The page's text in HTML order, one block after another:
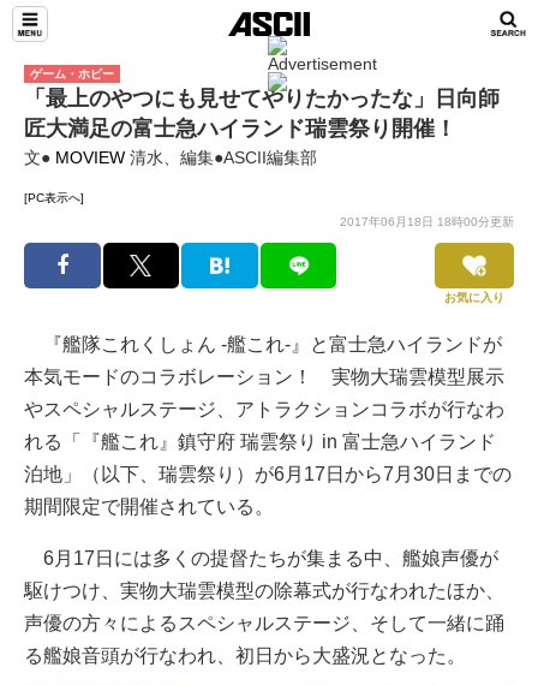
ゲーム・ホビー
「最上のやつにも見せてやりたかったな」日向師
匠大満足の富士急ハイランド瑞雲祭り開催！
文● MOVIEW 清水、編集●ASCII編集部
[PC表示へ]
2017年06月18日 18時00分更新
お気に入り
『艦隊これくしょん -艦これ-』と富士急ハイランドが
本気モードのコラボレーション！ 実物大瑞雲模型展示
やスペシャルステージ、アトラクションコラボが行なわ
れる「『艦これ』鎮守府 瑞雲祭り in 富士急ハイランド
泊地」（以下、瑞雲祭り）が6月17日から7月30日までの
期間限定で開催されている。
6月17日には多くの提督たちが集まる中、艦娘声優が
駆けつけ、実物大瑞雲模型の除幕式が行なわれたほか、
声優の方々によるスペシャルステージ、そして一緒に踊
る艦娘音頭が行なわれ、初日から大盛況となった。